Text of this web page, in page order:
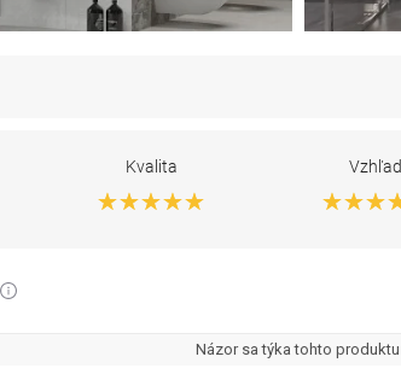
Kvalita Vzhľad
Názor sa týka tohto produktu